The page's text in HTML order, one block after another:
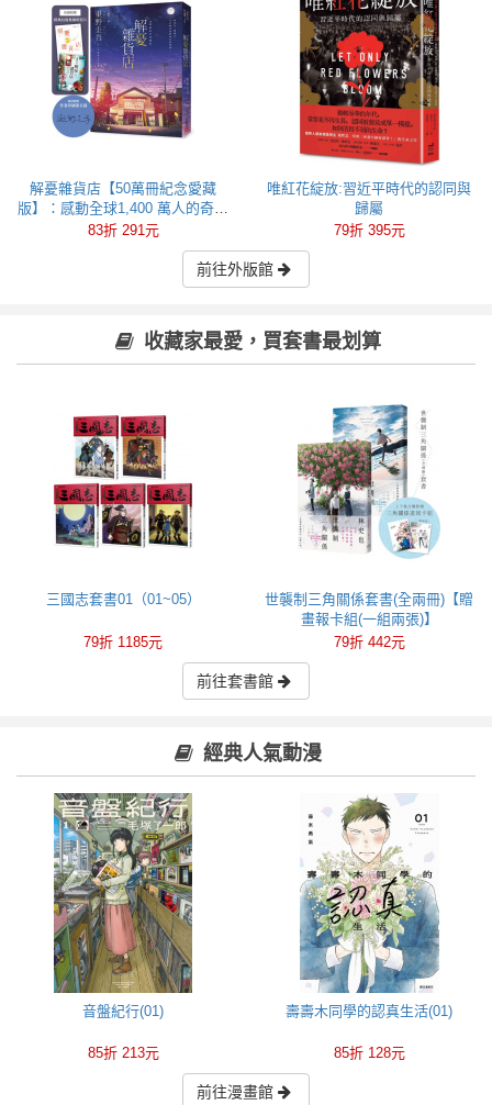
解憂雜貨店【50萬冊紀念愛藏
版】：感動全球1,400 萬人的奇蹟
之書，東野圭吾最令人感動落淚
83折 291元
唯紅花綻放:習近平時代的認同與
歸屬
79折 395元
前往外版館
收藏家最愛，買套書最划算
三國志套書01（01~05）
79折 1185元
世襲制三角關係套書(全兩冊)【贈
畫報卡組(一組兩張)】
79折 442元
前往套書館
經典人氣動漫
音盤紀行(01)
85折 213元
壽壽木同學的認真生活(01)
85折 128元
前往漫畫館